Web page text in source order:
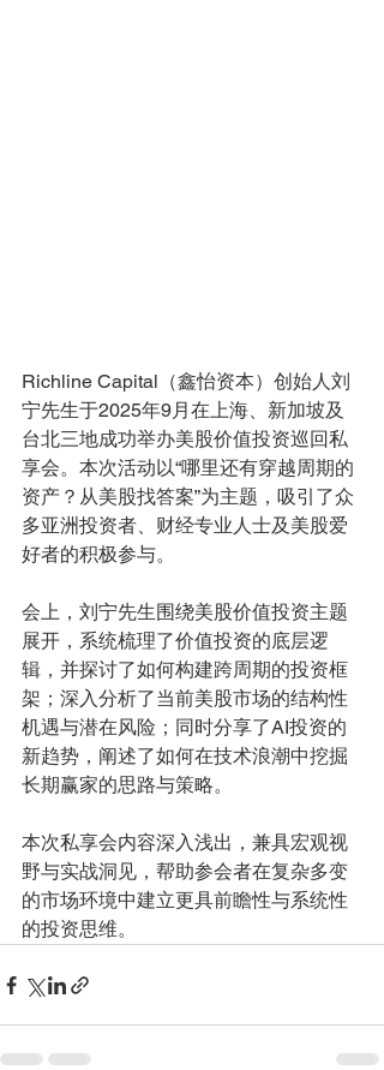
Richline Capital（鑫怡资本）创始人刘
宁先生于2025年9月在上海、新加坡及
台北三地成功举办美股价值投资巡回私
享会。本次活动以“哪里还有穿越周期的
资产？从美股找答案”为主题，吸引了众
多亚洲投资者、财经专业人士及美股爱
好者的积极参与。
会上，刘宁先生围绕美股价值投资主题
展开，系统梳理了价值投资的底层逻
辑，并探讨了如何构建跨周期的投资框
架；深入分析了当前美股市场的结构性
机遇与潜在风险；同时分享了AI投资的
新趋势，阐述了如何在技术浪潮中挖掘
长期赢家的思路与策略。
本次私享会内容深入浅出，兼具宏观视
野与实战洞见，帮助参会者在复杂多变
的市场环境中建立更具前瞻性与系统性
的投资思维。